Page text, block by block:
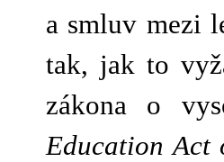
a smluv mezi
tak, jak to
zákona o
Education Act